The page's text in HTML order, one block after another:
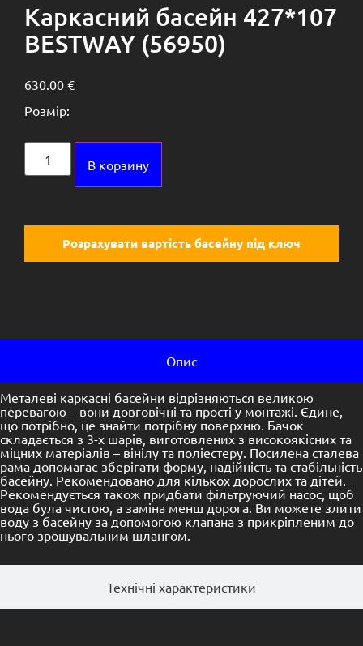
Каркасний басейн 427*107
BESTWAY (56950)
630.00 €
Розмір:
В корзину
Розрахувати вартість басейну під ключ
Опис
Технічні характеристики
Металеві каркасні басейни відрізняються великою
перевагою – вони довговічні та прості у монтажі. Єдине,
що потрібно, це знайти потрібну поверхню. Бачок
складається з 3-х шарів, виготовлених з високоякісних та
міцних матеріалів – вінілу та поліестеру. Посилена сталева
рама допомагає зберігати форму, надійність та стабільність
басейну. Рекомендовано для кількох дорослих та дітей.
Рекомендується також придбати фільтруючий насос, щоб
вода була чистою, а заміна менш дорога. Ви можете злити
воду з басейну за допомогою клапана з прикріпленим до
нього зрошувальним шлангом.